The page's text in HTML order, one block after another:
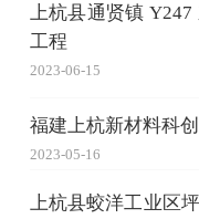
上杭县通贤镇
工程
2023-06-15
福建上杭新材料科
2023-05-16
上杭县蛟洋工业区